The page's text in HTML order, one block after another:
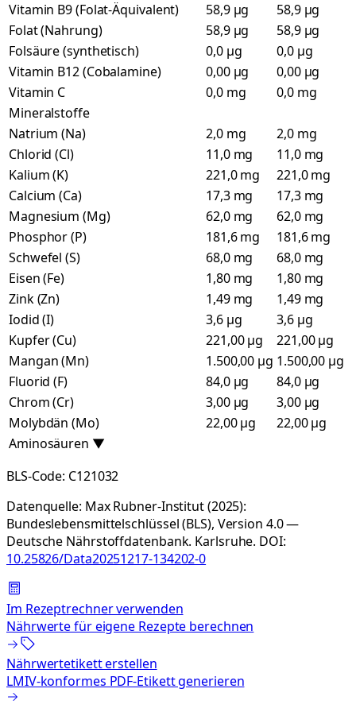
Vitamin B9 (Folat-Äquivalent)
58,9 µg
58,9 µg
Folat (Nahrung)
58,9 µg
58,9 µg
Folsäure (synthetisch)
0,0 µg
0,0 µg
Vitamin B12 (Cobalamine)
0,00 µg
0,00 µg
Vitamin C
0,0 mg
0,0 mg
Mineralstoffe
Natrium (Na)
2,0 mg
2,0 mg
Chlorid (Cl)
11,0 mg
11,0 mg
Kalium (K)
221,0 mg
221,0 mg
Calcium (Ca)
17,3 mg
17,3 mg
Magnesium (Mg)
62,0 mg
62,0 mg
Phosphor (P)
181,6 mg
181,6 mg
Schwefel (S)
68,0 mg
68,0 mg
Eisen (Fe)
1,80 mg
1,80 mg
Zink (Zn)
1,49 mg
1,49 mg
Iodid (I)
3,6 µg
3,6 µg
Kupfer (Cu)
221,00 µg
221,00 µg
Mangan (Mn)
1.500,00 µg 1.500,00 µg
Fluorid (F)
84,0 µg
84,0 µg
Chrom (Cr)
3,00 µg
3,00 µg
Molybdän (Mo)
22,00 µg
22,00 µg
Aminosäuren ▼
BLS-Code: C121032
Datenquelle: Max Rubner-Institut (2025):
Bundeslebensmittelschlüssel (BLS), Version 4.0 —
Deutsche Nährstoffdatenbank. Karlsruhe. DOI:
10.25826/Data20251217-134202-0
Im Rezeptrechner verwenden
Nährwerte für eigene Rezepte berechnen
Nährwertetikett erstellen
LMIV-konformes PDF-Etikett generieren